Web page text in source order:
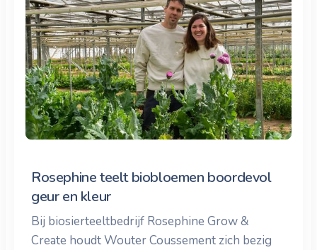
Rosephine teelt biobloemen boordevol
geur en kleur
Bij biosierteeltbedrijf Rosephine Grow &
Create houdt Wouter Coussement zich bezig